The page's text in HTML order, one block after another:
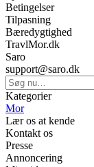
Betingelser
Tilpasning
Bæredygtighed
TravlMor.dk
Saro
support@saro.dk
Kategorier
Mor
Lær os at kende
Kontakt os
Presse
Annoncering